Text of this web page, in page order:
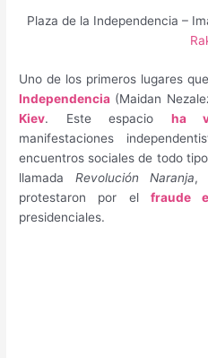
Plaza de la Independencia –
Uno de los primeros lugares
Independencia (Maidan
Kiev. Este espacio ha
manifestaciones
encuentros sociales de todo
llamada Revolución Naranja,
protestaron por el fraude
presidenciales.